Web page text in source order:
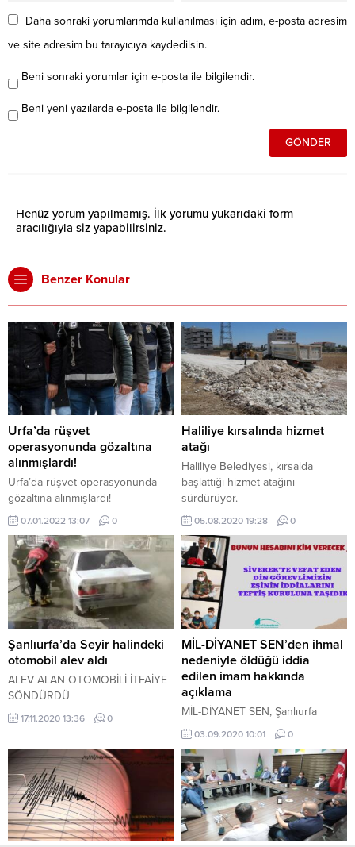
Daha sonraki yorumlarımda kullanılması için adım, e-posta adresim
ve site adresim bu tarayıcıya kaydedilsin.
Beni sonraki yorumlar için e-posta ile bilgilendir.
Beni yeni yazılarda e-posta ile bilgilendir.
Henüz yorum yapılmamış. İlk yorumu yukarıdaki form
aracılığıyla siz yapabilirsiniz.
Benzer Konular
Urfa’da rüşvet
operasyonunda gözaltına
alınmışlardı!
Urfa’da rüşvet operasyonunda
gözaltına alınmışlardı!
07.01.2022 13:07 0
Haliliye kırsalında hizmet
atağı
Haliliye Belediyesi, kırsalda
başlattığı hizmet atağını
sürdürüyor.
05.08.2020 19:28 0
Şanlıurfa’da Seyir halindeki
otomobil alev aldı
ALEV ALAN OTOMOBİLİ İTFAİYE
SÖNDÜRDÜ
17.11.2020 13:36 0
MİL-DİYANET SEN’den ihmal
nedeniyle öldüğü iddia
edilen imam hakkında
açıklama
MİL-DİYANET SEN, Şanlıurfa
Siverek ilçesinde Covid-19'lu
cenazeden virüsü kaptığı ileri
sürülen ardından vefat eden
imam ile ilgili DİB Rehberlik ve
Teftiş Başkanlığına soruşturma
talep dilekçesi verdi.
03.09.2020 10:01 0